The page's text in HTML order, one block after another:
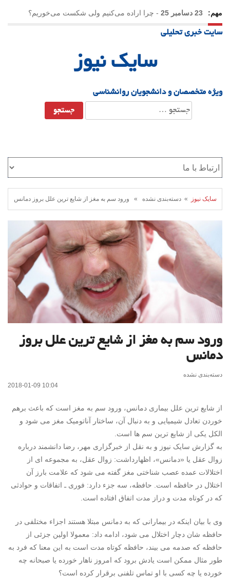
مهم: 23 دسامبر 25 - چرا اراده می‌کنیم ولی شکست می‌خوریم؟
21 دسامبر 25
سایت خبری تحلیلی
سایک نیوز
ویژه متخصصان و دانشجویان روانشناسی
جستجو
برای:
سایک نیوز » دسته‌بندی نشده » ورود سم به مغز از شایع ترین علل بروز دمانس
ورود سم به مغز از شایع ترین علل بروز
دمانس
دسته‌بندی نشده
2018-01-09 10:04
از شایع ترین علل بیماری دمانس، ورود سم به مغز است که باعث برهم
خوردن تعادل شیمیایی و به دنبال آن، ساختار آناتومیک مغز می شود و
الکل یکی از شایع ترین سم ها است.
به گزارش سایک نیوز و به نقل از خبرگزاری مهر، رضا دانشمند درباره
زوال عقل یا «دمانس»، اظهارداشت: زوال عقل، به مجموعه ای از
اختلالات عمده عصب شناختی مغز گفته می شود که علامت بارز آن
اختلال در حافظه است. حافظه، سه جزء دارد: فوری ـ اتفاقات و حوادثی
که در کوتاه مدت و دراز مدت اتفاق افتاده است.
وی با بیان اینکه در بیمارانی که به دمانس مبتلا هستند اجزاء مختلفی در
حافظه شان دچار اختلال می شود، ادامه داد: معمولا اولین جزئی از
حافظه که صدمه می بیند، حافظه کوتاه مدت است به این معنا که فرد به
طور مثال ممکن است یادش برود که امروز ناهار خورده یا صبحانه چه
خورده یا چه کسی با او تماس تلفنی برقرار کرده است؟